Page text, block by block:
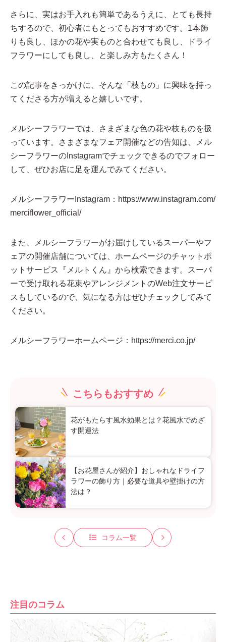
さらに、実はお手入れも簡単であるうえに、とても長持
ちするので、初心者にもとってもおすすめです。1本飾
りも良し、ほかの花や実ものと合わせても良し、ドライ
フラワーにしても良し、と楽しみ方もたくさん！
この記事をきっかけに、そんな「枝もの」に興味を持っ
てくださる方が増えると嬉しいです。
メルシーフラワーでは、さまざまな色の花や枝ものを扱
っています。さまざまなフェア開催などの告知は、メル
シーフラワーのInstagramでチェックできるのでフォロー
して、ぜひお店に足を運んでみてください。
メルシーフラワーInstagram： https://www.instagram.com/
merciflower_official/
また、メルシーフラワーがお届けしているスーパーやフ
ェアの開催店舗については、ホームページのチャットポ
ットサービス『メルトくん』から検索できます。スーパ
ーで受け取れる花束やアレンジメントのWeb注文サービ
スもしているので、気になる方はぜひチェックしてみて
ください。
メルシーフラワーホームページ： https://merci.co.jp/
こちらもおすすめ
花がもたらす風水効果とは？花風水でめざ
す開運法
【お花屋さんが紹介】おしゃれなドライフ
ラワーの飾り方｜必要な道具や壁掛けの方
法は？
コラム一覧
注目のコラム